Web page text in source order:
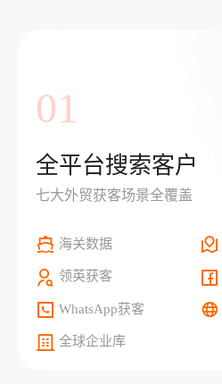
01
全平台搜索客户
七大外贸获客场景全覆盖
海关数据
领英获客
WhatsApp获客
全球企业库